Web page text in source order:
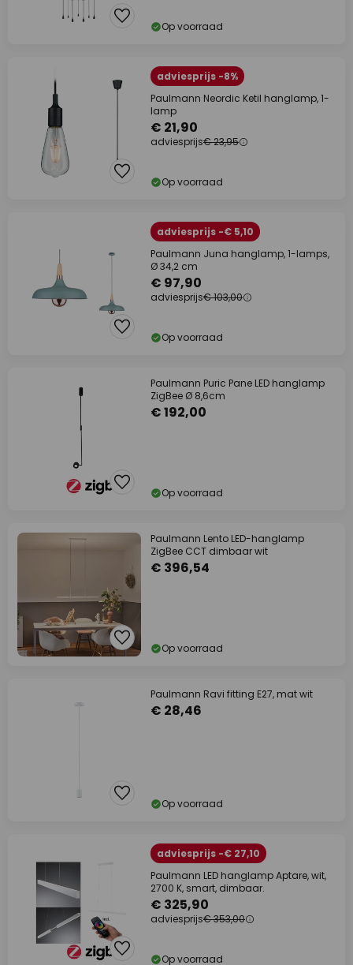
Op voorraad
adviesprijs -8%
Paulmann Neordic Ketil hanglamp, 1-
lamp
€ 21,90
adviesprijs€ 23,95
Op voorraad
adviesprijs -€ 5,10
Paulmann Juna hanglamp, 1-lamps,
Ø 34,2 cm
€ 97,90
adviesprijs€ 103,00
Op voorraad
Paulmann Puric Pane LED hanglamp
ZigBee Ø 8,6cm
€ 192,00
Op voorraad
Paulmann Lento LED-hanglamp
ZigBee CCT dimbaar wit
€ 396,54
Op voorraad
Paulmann Ravi fitting E27, mat wit
€ 28,46
Op voorraad
adviesprijs -€ 27,10
Paulmann LED hanglamp Aptare, wit,
2700 K, smart, dimbaar.
€ 325,90
adviesprijs€ 353,00
Op voorraad